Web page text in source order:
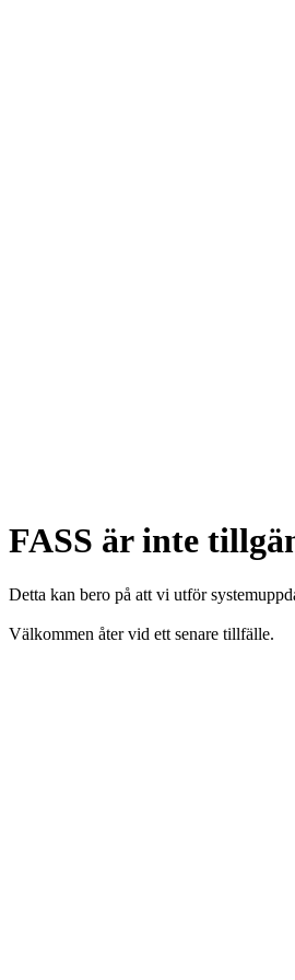
FASS är inte
Detta kan bero på att vi utför
Välkommen åter vid ett senare tillfälle.